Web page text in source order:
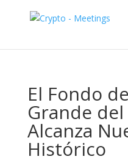
El Fondo
Grande
Alcanza
Histórico